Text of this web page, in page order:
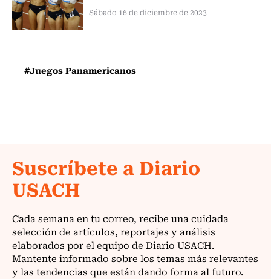
Sábado 16 de diciembre de 2023
#Juegos Panamericanos